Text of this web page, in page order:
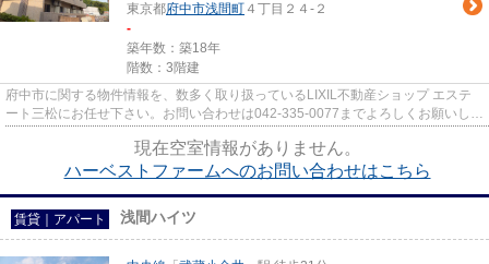
東京都府中市浅間町 ４丁目２４-２
-
築年数：築18年
階数：3階建
府中市に関する物件情報を、数多く取り扱っているLIXIL不動産ショップ エステ
ート三松にお任せ下さい。お問い合わせは042-335-0077までよろしくお願いしま
現在空室情報がありません。
ハーベストファームへのお問い合わせはこちら
賃貸｜アパート 浅間ハイツ